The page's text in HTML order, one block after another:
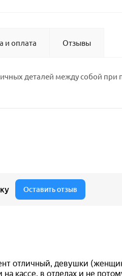
и оплата Отзывы
деталей между собой